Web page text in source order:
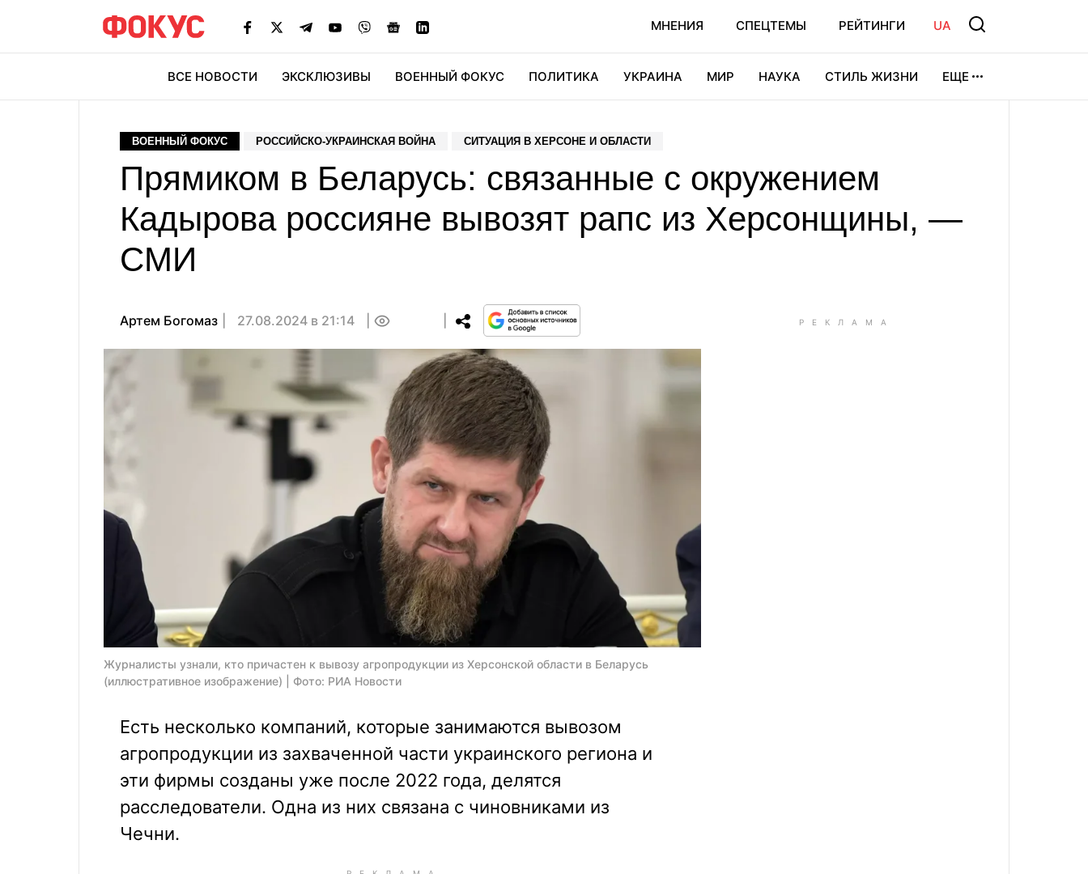
МНЕНИЯ СПЕЦТЕМЫ РЕЙТИНГИ UA
ВСЕ НОВОСТИ ЭКСКЛЮЗИВЫ ВОЕННЫЙ ФОКУС ПОЛИТИКА УКРАИНА МИР НАУКА СТИЛЬ ЖИЗНИ ЕЩЕ
ВОЕННЫЙ ФОКУС РОССИЙСКО-УКРАИНСКАЯ ВОЙНА СИТУАЦИЯ В ХЕРСОНЕ И ОБЛАСТИ
Прямиком в Беларусь: связанные с окружением
Кадырова россияне вывозят рапс из Херсонщины, —
СМИ
Артем Богомаз 27.08.2024 в 21:14
Журналисты узнали, кто причастен к вывозу агропродукции из Херсонской области в Беларусь
(иллюстративное изображение) | Фото: РИА Новости
Есть несколько компаний, которые занимаются вывозом
агропродукции из захваченной части украинского региона и
эти фирмы созданы уже после 2022 года, делятся
расследователи. Одна из них связана с чиновниками из
Чечни.